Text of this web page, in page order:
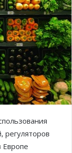
регуляторов
Европе